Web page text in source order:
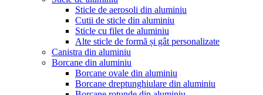
Sticle de aerosoli din aluminiu
Cutii de sticle din aluminiu
Sticle cu filet de aluminiu
Alte sticle de formă și gât personalizate
Canistra din aluminiu
Borcane din aluminiu
Borcane ovale din aluminiu
Borcane dreptunghiulare din aluminiu